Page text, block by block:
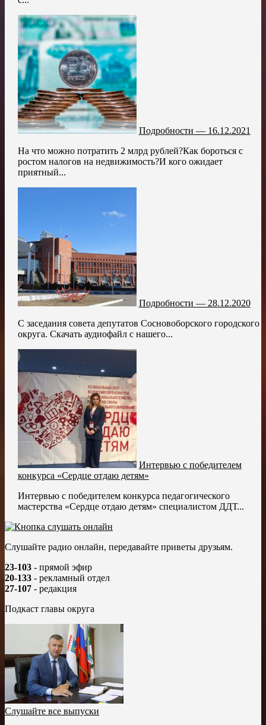
Подробности — 16.12.2021
На что можно потратить 2 млрд рублей?Как бороться с
ростом налогов на недвижимость?И кого ожидает
приятный...
Подробности — 28.12.2020
С заседания совета депутатов Сосновоборского городского
округа. Скачать аудиофайл с нашего...
Интервью с победителем
конкурса «Сердце отдаю детям»
Интервью с победителем конкурса педагогического
мастерства «Сердце отдаю детям» специалистом ДДТ...
Слушайте радио онлайн, передавайте приветы друзьям.
23-103 - прямой эфир
20-133 - рекламный отдел
27-107 - редакция
Подкаст главы округа
Слушайте все выпуски